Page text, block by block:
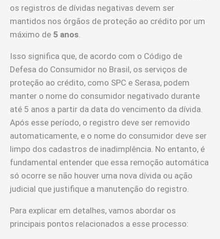
os registros de dívidas negativas devem ser
mantidos nos órgãos de proteção ao crédito por um
máximo de 5 anos
Isso significa que, de acordo com o Código de
Defesa do Consumidor no Brasil, os serviços de
proteção ao crédito, como SPC e Serasa, podem
manter o nome do consumidor negativado durante
até 5 anos a partir da data do vencimento da dívida.
Após esse período, o registro deve ser removido
automaticamente, e o nome do consumidor deve ser
limpo dos cadastros de inadimplência. No entanto, é
fundamental entender que essa remoção automática
só ocorre se não houver uma nova dívida ou ação
judicial que justifique a manutenção do registro.
Para explicar em detalhes, vamos abordar os
principais pontos relacionados a esse processo: